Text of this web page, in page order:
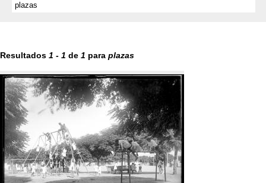
Resultados 1 - 1 de 1 para plazas